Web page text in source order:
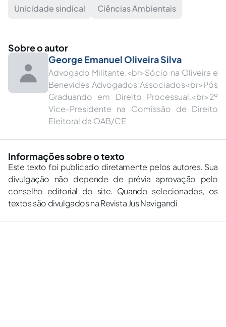
Unicidade sindical Ciências Ambientais
Sobre o autor
George Emanuel Oliveira Silva
Advogado Militante.<br>Sócio na Oliveira e
Benevides Advogados Associados<br>Pós
Graduando em Direito Processual.<br>2º
Vice-Presidente na Comissão de Direito
Eleitoral da OAB/CE
Informações sobre o texto
Este texto foi publicado diretamente pelos autores. Sua
divulgação não depende de prévia aprovação pelo
conselho editorial do site. Quando selecionados, os
textos são divulgados na Revista Jus Navigandi